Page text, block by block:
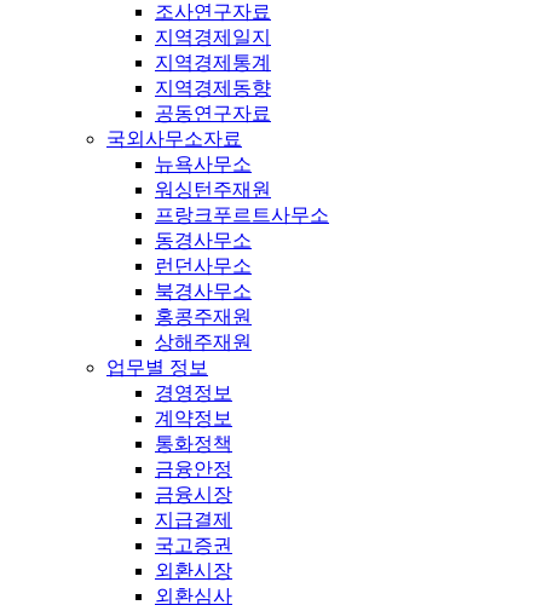
조사연구자료
지역경제일지
지역경제통계
지역경제동향
공동연구자료
국외사무소자료
뉴욕사무소
워싱턴주재원
프랑크푸르트사무소
동경사무소
런던사무소
북경사무소
홍콩주재원
상해주재원
업무별 정보
경영정보
계약정보
통화정책
금융안정
금융시장
지급결제
국고증권
외환시장
외환심사